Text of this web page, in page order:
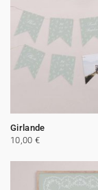
Girlande
10,00 €